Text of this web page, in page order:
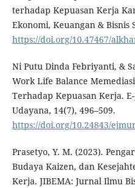
terhadap Kepuasan Kerja
Ekonomi, Keuangan & Bisnis
https://doi.org/10.47467/
Ni Putu Dinda Febriyanti, &
Work Life Balance
Terhadap Kepuasan Kerja.
Udayana, 14(7), 496–509.
https://doi.org/10.24843/
Prasetyo, Y. M. (2023).
Budaya Kaizen, dan
Kerja. JIBEMA: Jurnal Ilmu